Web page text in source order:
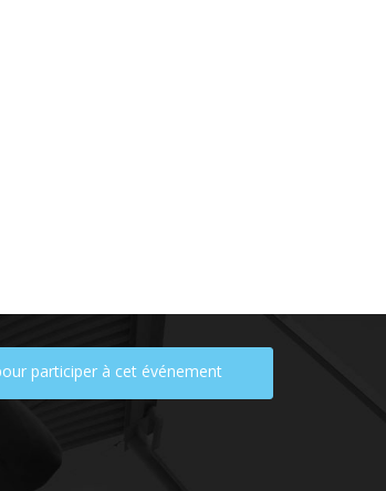
participer à cet événement